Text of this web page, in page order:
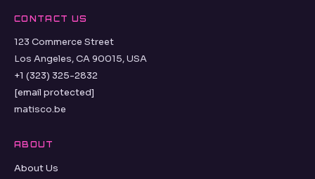
CONTACT US
123 Commerce Street
Los Angeles, CA 90015, USA
+1 (323) 325-2832
[email protected]
matisco.be
ABOUT
About Us